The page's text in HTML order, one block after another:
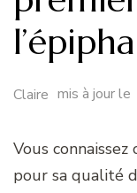
Claire mis à jour le
Vous
pour sa qualité